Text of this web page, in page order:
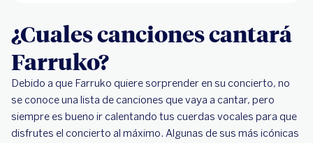
¿Cuales canciones cantará
Farruko?
Debido a que Farruko quiere sorprender en su concierto, no
se conoce una lista de canciones que vaya a cantar, pero
siempre es bueno ir calentando tus cuerdas vocales para que
disfrutes el concierto al máximo. Algunas de sus más icónicas